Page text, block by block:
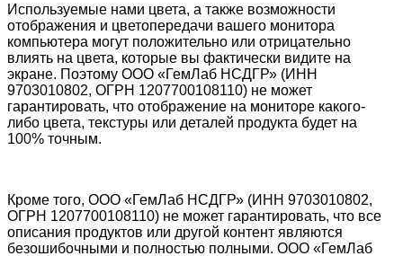
Используемые нами цвета, а также возможности
отображения и цветопередачи вашего монитора
компьютера могут положительно или отрицательно
влиять на цвета, которые вы фактически видите на
экране. Поэтому ООО «ГемЛаб НСДГР» (ИНН
9703010802, ОГРН 1207700108110) не может
гарантировать, что отображение на мониторе какого-
либо цвета, текстуры или деталей продукта будет на
100% точным.
Кроме того, ООО «ГемЛаб НСДГР» (ИНН 9703010802,
ОГРН 1207700108110) не может гарантировать, что все
описания продуктов или другой контент являются
безошибочными и полностью полными. ООО «ГемЛаб